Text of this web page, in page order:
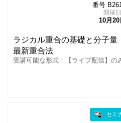
番号
開催日
10月20
ラジカル重合の基礎と分子
最新重合法
受講可能な形式：【ライブ配信】の
セミ